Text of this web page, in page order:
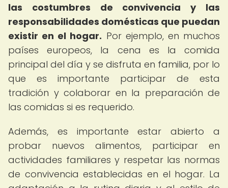
las costumbres de convivencia y las
responsabilidades domésticas que puedan
existir en el hogar. Por ejemplo, en muchos
países europeos, la cena es la comida
principal del día y se disfruta en familia, por lo
que es importante participar de esta
tradición y colaborar en la preparación de
las comidas si es requerido.
Además, es importante estar abierto a
probar nuevos alimentos, participar en
actividades familiares y respetar las normas
de convivencia establecidas en el hogar. La